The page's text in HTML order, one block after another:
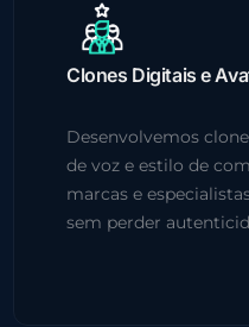
Clones Digitais e
Desenvolvemos
de voz e estilo de
marcas e
sem perder